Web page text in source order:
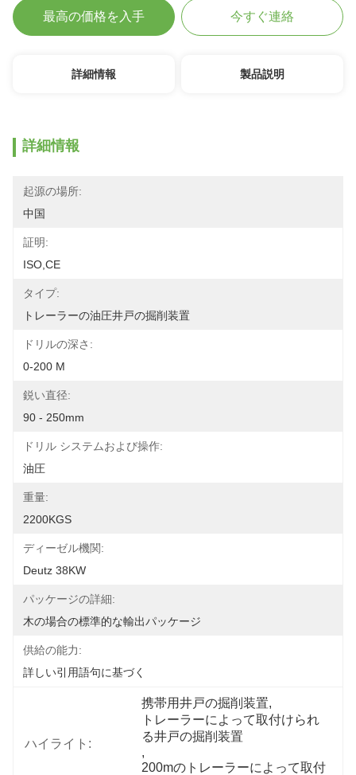
最高の価格を入手 今すぐ連絡
詳細情報 製品説明
詳細情報
起源の場所:
中国
証明:
ISO,CE
タイプ:
トレーラーの油圧井戸の掘削装置
ドリルの深さ:
0-200 M
鋭い直径:
90 - 250mm
ドリル システムおよび操作:
油圧
重量:
2200KGS
ディーゼル機関:
Deutz 38KW
パッケージの詳細:
木の場合の標準的な輸出パッケージ
供給の能力:
詳しい引用語句に基づく
ハイライト:
携帯用井戸の掘削装置,
トレーラーによって取付けられ
る井戸の掘削装置
,
200mのトレーラーによって取付